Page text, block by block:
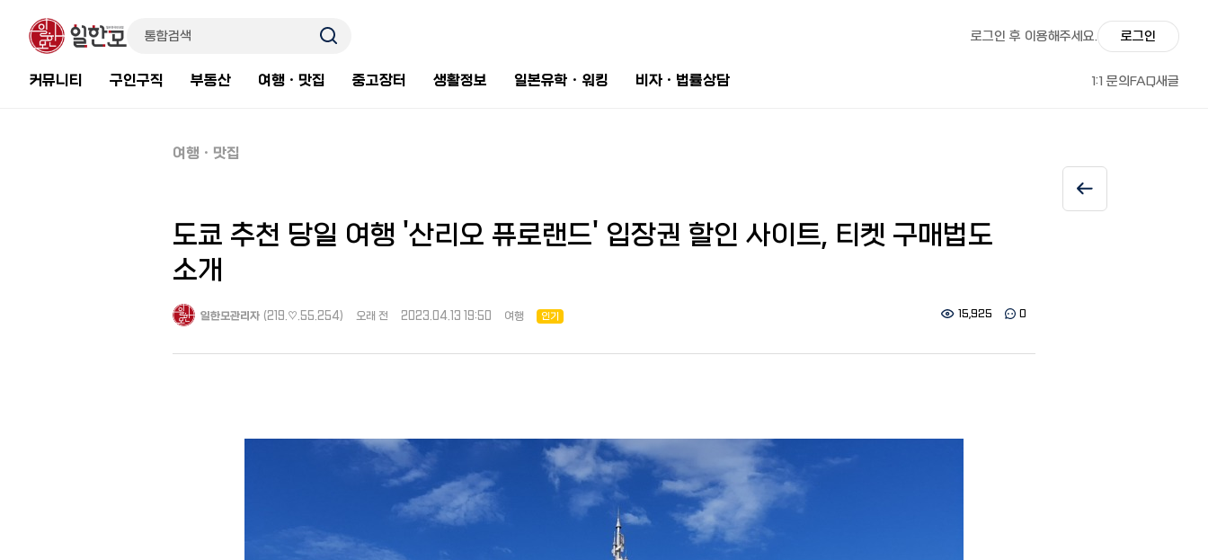
로그인 후 이용해주세요. 로그인
커뮤니티 구인구직 부동산 여행ㆍ맛집 중고장터 생활정보 일본유학ㆍ워킹 비자ㆍ법률상담 1:1 문의FAQ새글
여행ㆍ맛집
도쿄 추천 당일 여행 '산리오 퓨로랜드' 입장권 할인 사이트, 티켓 구매법도
소개
일한모관리자 (219.♡.55.254) 오래 전 2023.04.13 19:50 여행 인기 15,925 0